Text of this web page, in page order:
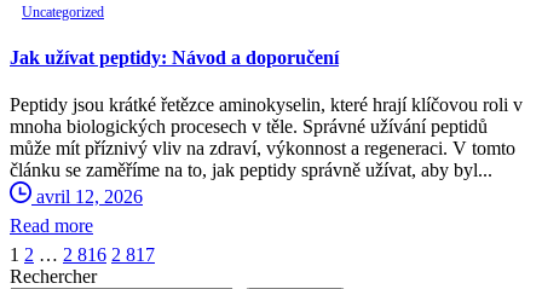
Uncategorized
Jak užívat peptidy: Návod a doporučení
Peptidy jsou krátké řetězce aminokyselin, které hrají klíčovou roli v
mnoha biologických procesech v těle. Správné užívání peptidů
může mít příznivý vliv na zdraví, výkonnost a regeneraci. V tomto
článku se zaměříme na to, jak peptidy správně užívat, aby byl...
avril 12, 2026
Read more
1 2 … 2 816 2 817
Rechercher